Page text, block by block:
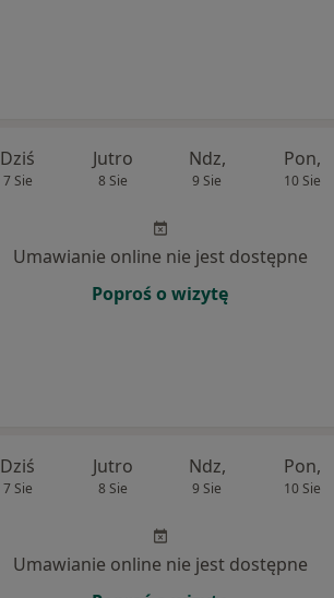
Dziś
7 Sie
Jutro
8 Sie
Ndz,
9 Sie
Pon,
10 Sie
Umawianie online nie jest dostępne
Poproś o wizytę
Dziś
7 Sie
Jutro
8 Sie
Ndz,
9 Sie
Pon,
10 Sie
Umawianie online nie jest dostępne